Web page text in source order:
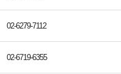
02-6279-7112
02-6719-6355